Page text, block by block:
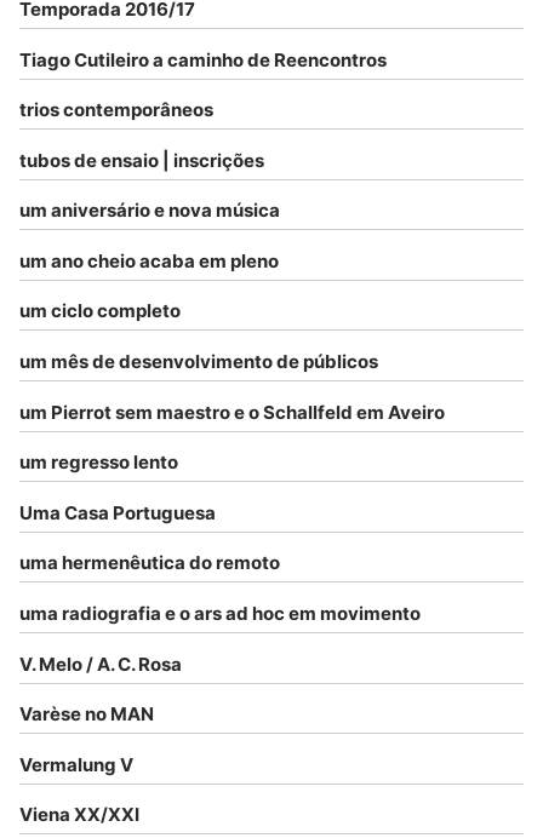
Temporada 2016/17
Tiago Cutileiro a caminho de Reencontros
trios contemporâneos
tubos de ensaio | inscrições
um aniversário e nova música
um ano cheio acaba em pleno
um ciclo completo
um mês de desenvolvimento de públicos
um Pierrot sem maestro e o Schallfeld em Aveiro
um regresso lento
Uma Casa Portuguesa
uma hermenêutica do remoto
uma radiografia e o ars ad hoc em movimento
V. Melo / A. C. Rosa
Varèse no MAN
Vermalung V
Viena XX/XXI